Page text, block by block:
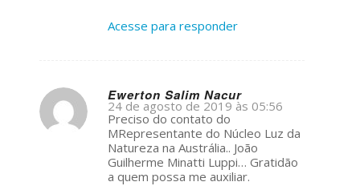
Acesse para responder
Ewerton Salim Nacur
s
ays:
24 de agosto de 2019 às 05:56
Preciso do contato do
MRepresentante do Núcleo Luz da
Natureza na Austrália.. João
Guilherme Minatti Luppi… Gratidão
a quem possa me auxiliar.